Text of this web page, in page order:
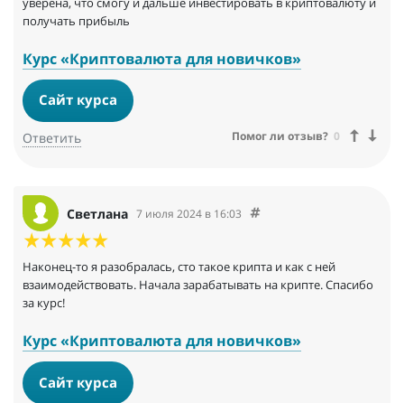
получать прибыль
Курс «Криптовалюта для новичков»
Сайт курса
Ответить Помог ли отзыв? 0
Светлана 7 июля 2024 в 16:03
Наконец-то я разобралась, сто такое крипта и как с ней
взаимодействовать. Начала зарабатывать на крипте. Спасибо
за курс!
Курс «Криптовалюта для новичков»
Сайт курса